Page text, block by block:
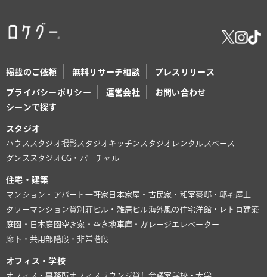
掲載のご依頼 無料リサーチ相談 プレスリリース
プライバシーポリシー 運営会社
お問い合わせ
シーンで探す
スタジオ
ハウススタジオ撮影スタジオキッチンスタジオ レンタルスペース
ダンススタジオCG・バーチャル
住宅・建築
マンション・アパート 一軒家 日本家屋・古民家・和室豪邸・邸宅屋上
タワーマンション貸別荘ビル・雑居ビル海外風の住宅洋館・レトロ建築
庭園・日本庭園 空き家・空き地 車庫・ガレージ エレベーター
廊下・共用部 階段・非常階段
オフィス・学校